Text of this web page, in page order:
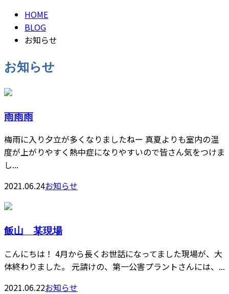
HOME
BLOG
お知らせ
お知らせ
雨雨雨
梅雨に入り夕立が多くなりましたねー 真夏よりも室内の温
度が上がりやすく熱中症になりやすいので皆さん気をつけま
し...
2021.06.24お知らせ
飯山 某現場
こんにちは！ 4月から長くお世話になってました現場が、大
体終わりました。 元請けの、第一公害プラントさんには、...
2021.06.22お知らせ